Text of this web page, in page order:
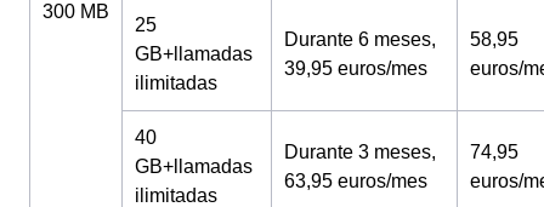
300 MB
25
GB+llamadas
ilimitadas
Durante 6 meses,
39,95 euros/mes
58,95
euros/
40
GB+llamadas
ilimitadas
Durante 3 meses,
63,95 euros/mes
74,95
euros/